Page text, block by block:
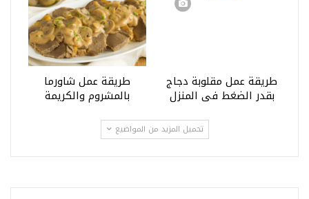
طريقة عمل مقلوبة دجاج
بقدر الضغط فى المنزل
طريقة عمل شاورما
بالمشروم والكريمة
تحميل المزيد من المواضيع